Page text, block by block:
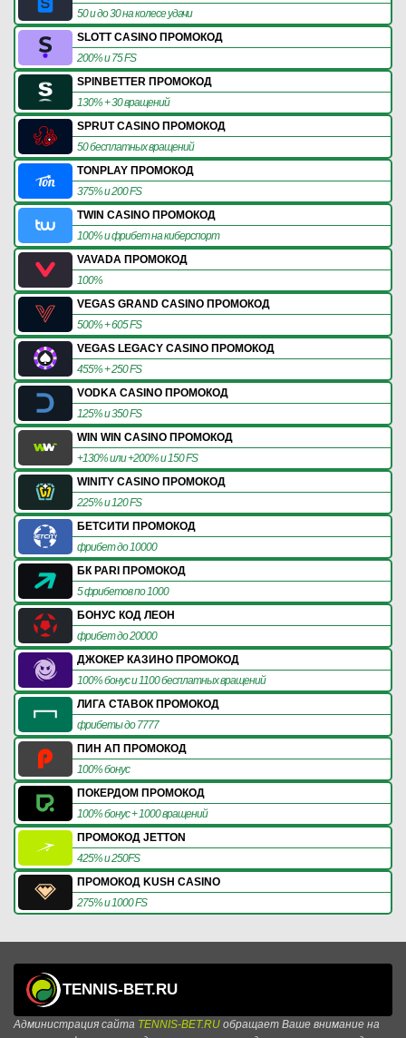
50 и до 30 на колесе удачи
SLOTT CASINO ПРОМОКОД
200% и 75 FS
SPINBETTER ПРОМОКОД
130% + 30 вращений
SPRUT CASINO ПРОМОКОД
50 бесплатных вращений
TONPLAY ПРОМОКОД
375% и 200 FS
TWIN CASINO ПРОМОКОД
100% и фрибет на киберспорт
VAVADA ПРОМОКОД
100%
VEGAS GRAND CASINO ПРОМОКОД
500% + 605 FS
VEGAS LEGACY CASINO ПРОМОКОД
455% + 250 FS
VODKA CASINO ПРОМОКОД
125% и 350 FS
WIN WIN CASINO ПРОМОКОД
+130% или +200% и 150 FS
WINITY CASINO ПРОМОКОД
225% и 120 FS
БЕТСИТИ ПРОМОКОД
фрибет до 10000
БК PARI ПРОМОКОД
5 фрибетов по 1000
БОНУС КОД ЛЕОН
фрибет до 20000
ДЖОКЕР КАЗИНО ПРОМОКОД
100% бонус и 1100 бесплатных вращений
ЛИГА СТАВОК ПРОМОКОД
фрибеты до 7777
ПИН АП ПРОМОКОД
100% бонус
ПОКЕРДОМ ПРОМОКОД
100% бонус + 1000 вращений
ПРОМОКОД JETTON
425% и 250FS
ПРОМОКОД KUSH CASINO
275% и 1000 FS
TENNIS-BET.RU
Администрация сайта TENNIS-BET.RU обращает Ваше внимание на